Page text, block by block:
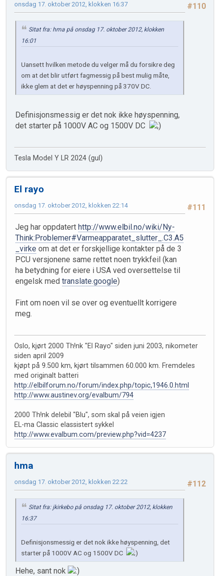
#110
onsdag 17. oktober 2012, klokken 16:37
Sitat fra: hma på onsdag 17. oktober 2012, klokken
16:01
Uansett hvilken metode du velger må du forsikre deg
om at det blir utført fagmessig på best mulig måte,
ikke glem at det er høyspenning på 370V DC.
Definisjonsmessig er det nok ikke høyspenning,
det starter på 1000V AC og 1500V DC
Tesla Model Y LR 2024 (gul)
El rayo
#111
onsdag 17. oktober 2012, klokken 22:14
Jeg har oppdatert http://www.elbil.no/wiki/Ny-
Think:Problemer#Varmeapparatet_slutter_.C3.A5
_virke om at det er forskjellige kontakter på de 3
PCU versjonene same rettet noen trykkfeil (kan
ha betydning for eiere i USA ved oversettelse til
engelsk med translate.google)
Fint om noen vil se over og eventuellt korrigere
meg.
Oslo, kjørt 2000 Th!nk "El Rayo" siden juni 2003, nikometer
siden april 2009
kjøpt på 9.500 km, kjørt tilsammen 60.000 km. Fremdeles
med originalt batteri
http://elbilforum.no/forum/index.php/topic,1946.0.html
http://www.austinev.org/evalbum/794
2000 Th!nk delebil "Blu", som skal på veien igjen
EL-ma Classic elassistert sykkel
http://www.evalbum.com/preview.php?vid=4237
hma
#112
onsdag 17. oktober 2012, klokken 22:22
Sitat fra: jkirkebo på onsdag 17. oktober 2012, klokken
16:37
Definisjonsmessig er det nok ikke høyspenning, det
starter på 1000V AC og 1500V DC
Hehe, sant nok